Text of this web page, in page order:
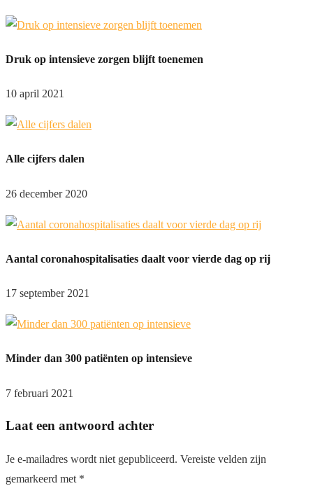
Druk op intensieve zorgen blijft toenemen
10 april 2021
Alle cijfers dalen
26 december 2020
Aantal coronahospitalisaties daalt voor vierde dag op rij
17 september 2021
Minder dan 300 patiënten op intensieve
7 februari 2021
Laat een antwoord achter
Je e-mailadres wordt niet gepubliceerd. Vereiste velden zijn
gemarkeerd met *